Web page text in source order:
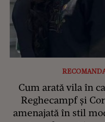
Cum arată vila în
Reghecampf și
amenajată în stil